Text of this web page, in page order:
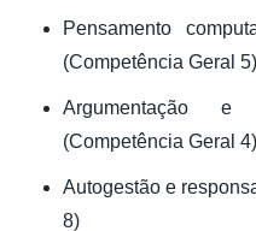
Pensamento
(Competência Geral 5)
Argumentação e
(Competência Geral 4)
Autogestão e
8)